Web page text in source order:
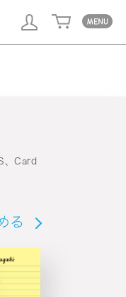
、Card
る